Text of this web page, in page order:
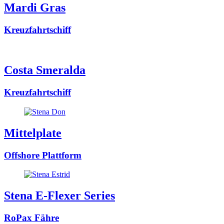
Mardi Gras
Kreuzfahrtschiff
Costa Smeralda
Kreuzfahrtschiff
Mittelplate
Offshore Plattform
Stena E-Flexer Series
RoPax Fähre